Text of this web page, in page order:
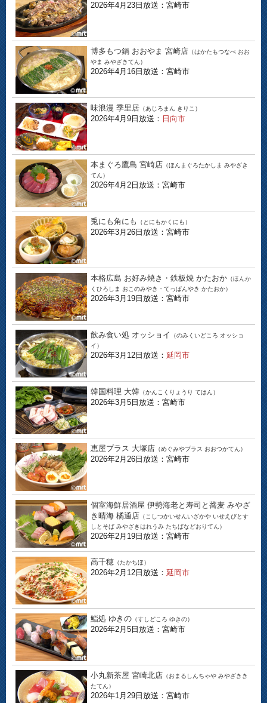
2026年4月23日放送：宮崎市
博多もつ鍋 おおやま 宮崎店 （はかたもつなべ おお
やま みやざきてん）
2026年4月16日放送：宮崎市
味浪漫 季里居 （あじろまん きりこ）
2026年4月9日放送： 日向市
本まぐろ鷹島 宮崎店 （ほんまぐろたかしま みやざき
てん）
2026年4月2日放送：宮崎市
兎にも角にも （とにもかくにも）
2026年3月26日放送：宮崎市
本格広島 お好み焼き・鉄板焼 かたおか （ほんか
くひろしま おこのみやき・てっぱんやき かたおか）
2026年3月19日放送：宮崎市
飲み食い処 オッショイ
（のみくいどころ オッショ
イ）
2026年3月12日放送： 延岡市
韓国料理 大韓 （かんこくりょうり てはん）
2026年3月5日放送：宮崎市
恵屋プラス 大塚店 （めぐみやプラス おおつかてん）
2026年2月26日放送：宮崎市
個室海鮮居酒屋 伊勢海老と寿司と蕎麦 みやざ
き晴海 橘通店 （こしつかいせんいざかや いせえびとす
しとそば みやざきはれうみ たちばなどおりてん）
2026年2月19日放送：宮崎市
高千穂 （たかちほ）
2026年2月12日放送： 延岡市
鮨処 ゆきの （すしどころ ゆきの）
2026年2月5日放送：宮崎市
小丸新茶屋 宮崎北店 （おまるしんちゃや みやざきき
たてん）
2026年1月29日放送：宮崎市